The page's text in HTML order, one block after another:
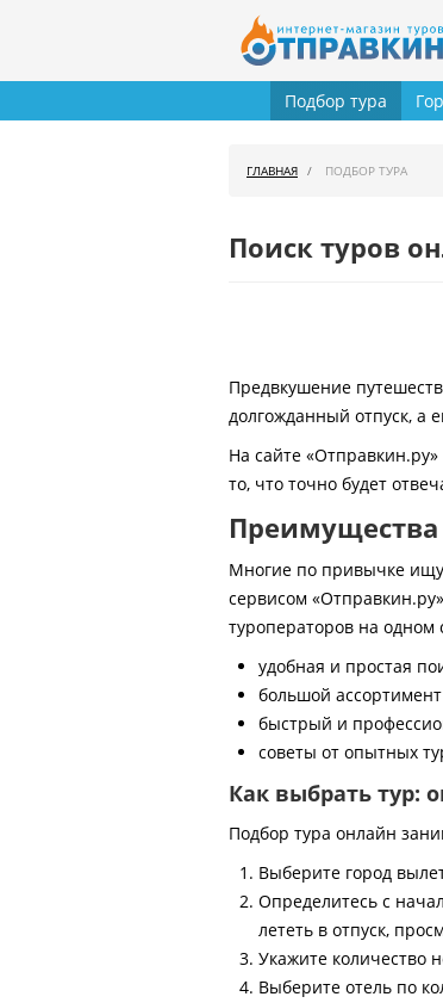
Подбор тура
ГЛАВНАЯ ПОДБОР ТУРА
Поиск туров
Предвкушение
долгожданный отпуск, а
На сайте
то, что точно будет
Преимущества
Многие по привычке
сервисом
туроператоров на одном
удобная и простая
большой
быстрый и
советы от опытных
Как выбрать тур:
Подбор тура онлайн
Выберите город
Определитесь с
лететь в отпуск,
Укажите количество
Выберите отель по